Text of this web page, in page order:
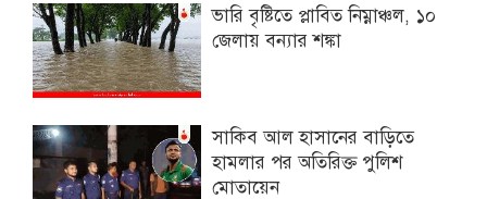
ভারি বৃষ্টিতে প্লাবিত নিম্নাঞ্চল, ১০
জেলায় বন্যার শঙ্কা
সাকিব আল হাসানের বাড়িতে
হামলার পর অতিরিক্ত পুলিশ
মোতায়েন